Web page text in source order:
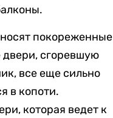
покореженные
сгоревшую
все еще сильно
в копоти.
которая ведет к